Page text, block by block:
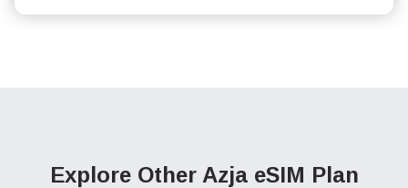
Explore Other Azja eSIM Plan